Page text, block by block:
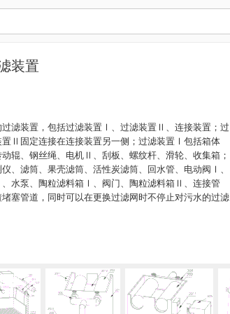
装置
滤装置，包括过滤装置Ⅰ、过滤装置Ⅱ、连接装置；过
Ⅱ固定连接在连接装置另一侧；过滤装置Ⅰ包括箱体
辊、钢丝绳、电机Ⅱ、刮板、螺纹杆、滑轮、收集箱；
、滤筒、果壳滤筒、活性炭滤筒、回水管、电动阀Ⅰ、
水泵、陶粒滤料箱Ⅰ、阀门、陶粒滤料箱Ⅱ、连接管
塞管道，同时可以在更换过滤网时不停止对污水的过滤